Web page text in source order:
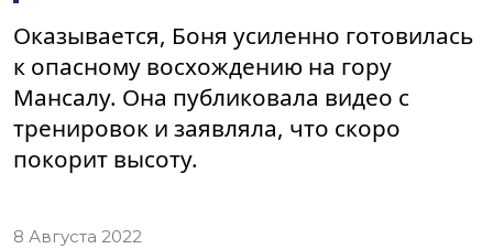
Оказывается, Боня усиленно готовилась
к опасному восхождению на гору
Мансалу. Она публиковала видео с
тренировок и заявляла, что скоро
покорит высоту.
8 Августа 2022